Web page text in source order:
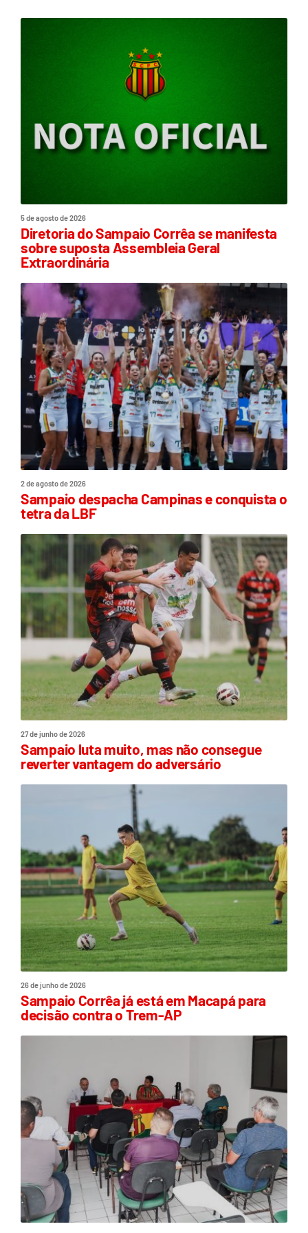
5 de agosto de 2026
Diretoria do Sampaio Corrêa se manifesta
sobre suposta Assembleia Geral
Extraordinária
2 de agosto de 2026
Sampaio despacha Campinas e conquista o
tetra da LBF
27 de junho de 2026
Sampaio luta muito, mas não consegue
reverter vantagem do adversário
26 de junho de 2026
Sampaio Corrêa já está em Macapá para
decisão contra o Trem-AP